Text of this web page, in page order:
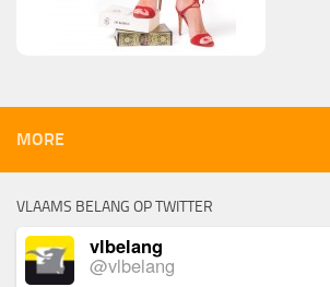
MORE
VLAAMS BELANG OP TWITTER
vlbelang
@vlbelang